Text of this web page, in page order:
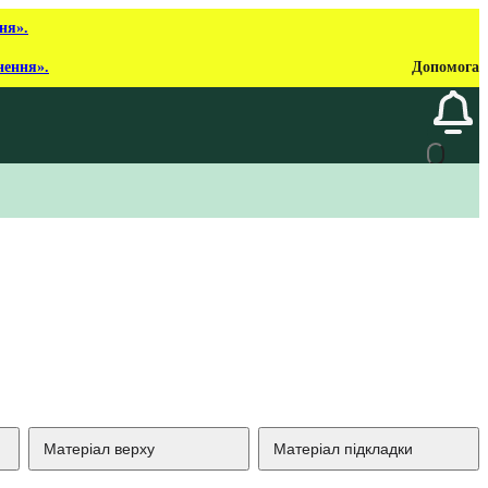
Допомога
Матеріал верху Матеріал підкладки